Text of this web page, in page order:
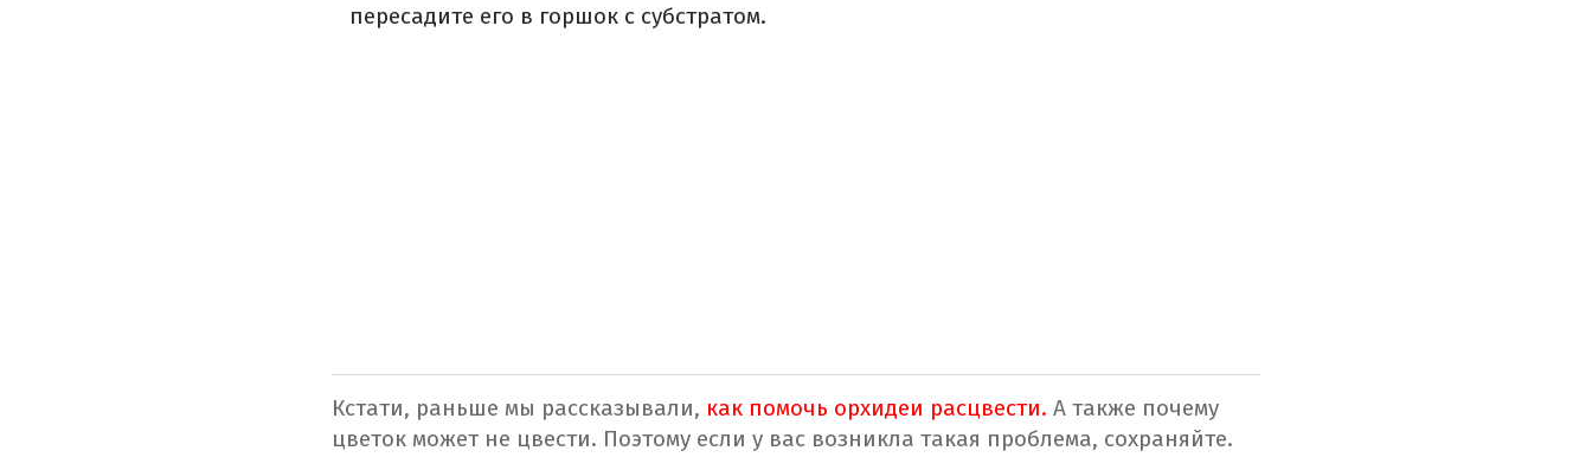
пересадите его в горшок с субстратом.
Кстати, раньше мы рассказывали, как помочь орхидеи расцвести. А также почему
цветок может не цвести. Поэтому если у вас возникла такая проблема, сохраняйте.